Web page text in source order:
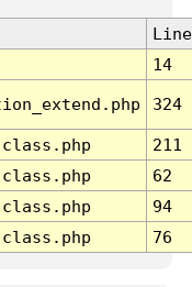
Line
14
324
211
62
94
76